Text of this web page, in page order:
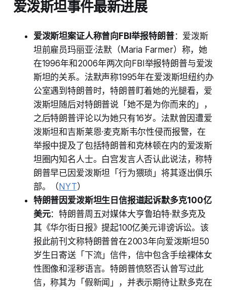
爱泼斯坦事件最新进展
爱泼斯坦案证人称曾向FBI举报特朗普：爱泼斯
坦前雇员玛丽亚·法默（Maria Farmer）称，她
在1996年和2006年两次向FBI举报特朗普与爱泼
斯坦的关系。法默声称1995年在爱泼斯坦纽约办
公室遇到特朗普时，特朗普盯着她的光腿看，爱
泼斯坦随后对特朗普说「她不是为你而来的」，
之后特朗普评论以为她只有16岁。法默曾因遭爱
泼斯坦和吉斯莱恩·麦克斯韦尔性侵而报警，在
举报中提及了包括特朗普和克林顿在内的爱泼斯
坦圈内知名人士。白宫发言人否认此说法，称特
朗普早已因爱泼斯坦「行为猥琐」将其逐出俱乐
部。（NYT）
特朗普因爱泼斯坦生日信报道起诉默多克100亿
美元：特朗普周五对媒体大亨鲁珀特·默多克及
其《华尔街日报》提起100亿美元诽谤诉讼。该
报此前刊文称特朗普曾在2003年向爱泼斯坦50
岁生日寄送「下流」信件，信中包含手绘裸体女
性图像和淫秽语言。特朗普愤怒否认曾写过此
信，称其为「假新闻」，并表示期待让默多克在